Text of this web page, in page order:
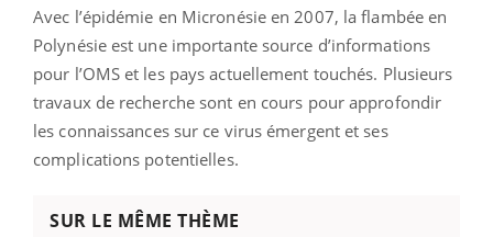
Avec l’épidémie en Micronésie en 2007, la flambée en
Polynésie est une importante source d’informations
pour l’OMS et les pays actuellement touchés. Plusieurs
travaux de recherche sont en cours pour approfondir
les connaissances sur ce virus émergent et ses
complications potentielles.
SUR LE MÊME THÈME